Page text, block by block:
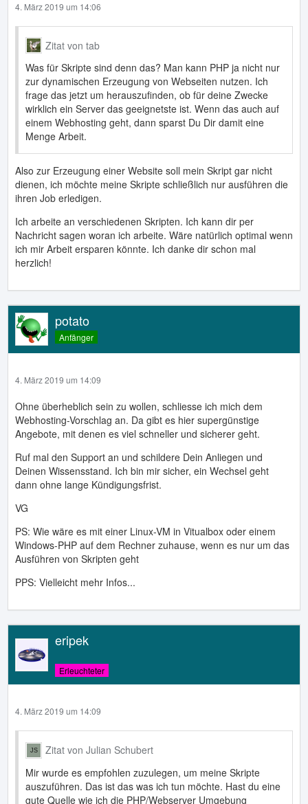
4. März 2019 um 14:06
Zitat von tab
Was für Skripte sind denn das? Man kann PHP ja nicht nur
zur dynamischen Erzeugung von Webseiten nutzen. Ich
frage das jetzt um herauszufinden, ob für deine Zwecke
wirklich ein Server das geeignetste ist. Wenn das auch auf
einem Webhosting geht, dann sparst Du Dir damit eine
Menge Arbeit.
Also zur Erzeugung einer Website soll mein Skript gar nicht
dienen, ich möchte meine Skripte schließlich nur ausführen die
ihren Job erledigen.
Ich arbeite an verschiedenen Skripten. Ich kann dir per
Nachricht sagen woran ich arbeite. Wäre natürlich optimal wenn
ich mir Arbeit ersparen könnte. Ich danke dir schon mal
herzlich!
potato
Anfänger
4. März 2019 um 14:09
Ohne überheblich sein zu wollen, schliesse ich mich dem
Webhosting-Vorschlag an. Da gibt es hier supergünstige
Angebote, mit denen es viel schneller und sicherer geht.
Ruf mal den Support an und schildere Dein Anliegen und
Deinen Wissensstand. Ich bin mir sicher, ein Wechsel geht
dann ohne lange Kündigungsfrist.
VG
PS: Wie wäre es mit einer Linux-VM in Vitualbox oder einem
Windows-PHP auf dem Rechner zuhause, wenn es nur um das
Ausführen von Skripten geht
PPS: Vielleicht mehr Infos...
eripek
Erleuchteter
4. März 2019 um 14:09
Zitat von Julian Schubert
Mir wurde es empfohlen zuzulegen, um meine Skripte
auszuführen. Das ist das was ich tun möchte. Hast du eine
gute Quelle wie ich die PHP/Webserver Umgebung